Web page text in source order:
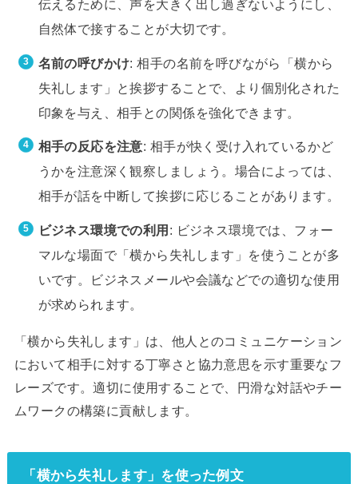
伝えるために、声を大きく出し過ぎないようにし、
自然体で接することが大切です。
名前の呼びかけ: 相手の名前を呼びながら「横から
失礼します」と挨拶することで、より個別化された
印象を与え、相手との関係を強化できます。
相手の反応を注意: 相手が快く受け入れているかど
うかを注意深く観察しましょう。場合によっては、
相手が話を中断して挨拶に応じることがあります。
ビジネス環境での利用 : ビジネス環境では、フォー
マルな場面で「横から失礼します」を使うことが多
いです。ビジネスメールや会議などでの適切な使用
が求められます。
「横から失礼します」は、他人とのコミュニケーション
において相手に対する丁寧さと協力意思を示す重要なフ
レーズです。適切に使用することで、円滑な対話やチー
ムワークの構築に貢献します。
「横から失礼します」を使った例文